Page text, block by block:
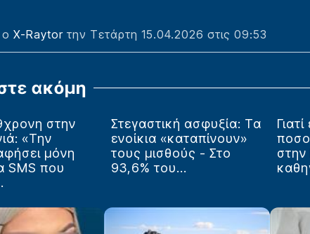
X-Raytorτην Τετάρτη 15.04.2026 στις 09:53
ακόμη
στην
«Την
μόνη
SMS που
Στεγαστική ασφυξία: Τα
ενοίκια «καταπίνουν»
τους μισθούς - Στο
93,6% του...
στην